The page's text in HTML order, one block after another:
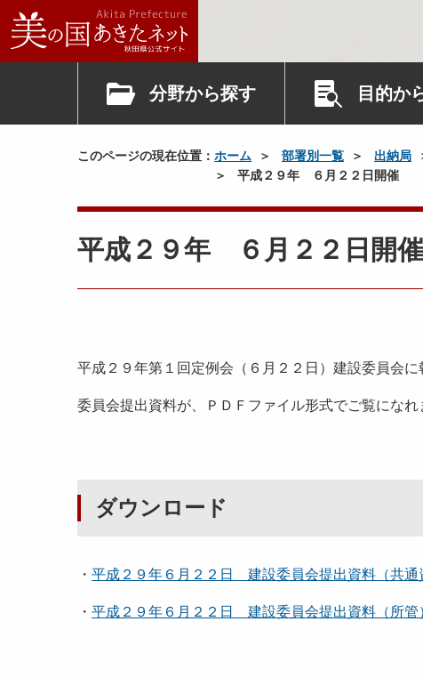
分野から探す 目的か
このページの現在位置： ホーム 部署別一覧 出納局
平成２９年 ６月２２日開催
平成２９年 ６月２２日開催
平成２９年第１回定例会（６月２２日）建設委員会に
委員会提出資料が、ＰＤＦファイル形式でご覧になれ
ダウンロード
・ 平成２９年６月２２日 建設委員会提出資料（共通
・ 平成２９年６月２２日 建設委員会提出資料（所管